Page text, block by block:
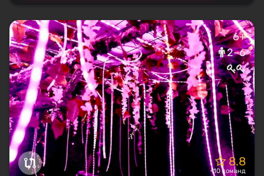
6+
2–6
8.8
<10 команд